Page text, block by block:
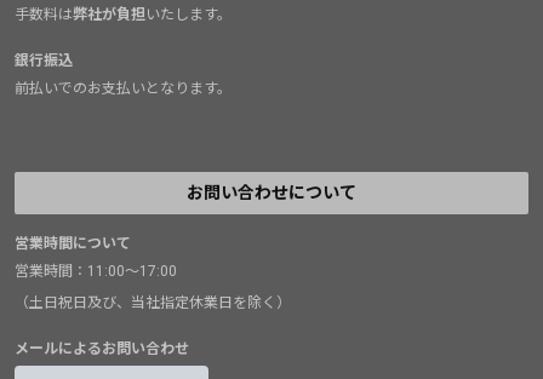
手数料は弊社が負担いたします。
銀行振込
前払いでのお支払いとなります。
お問い合わせについて
営業時間について
営業時間：11:00～17:00
（土日祝日及び、当社指定休業日を除く）
メールによるお問い合わせ